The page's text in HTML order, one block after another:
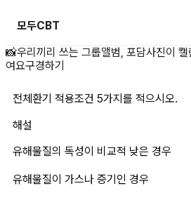
모두CBT
전체환기 적용조건
📸우리끼리 쓰는 그룹앨범, 포담사진이 캘
여요구경하기
전체환기 적용조건 5가지를 적으시오.
해설
유해물질의 독성이 비교적 낮은 경우
유해물질이 가스나 증기인 경우